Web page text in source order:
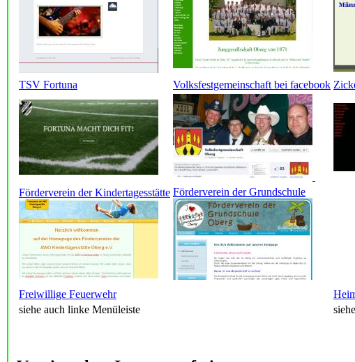
TSV Fortuna Volksfestgemeinschaft bei facebook
Förderverein der Kindertagesstätte Förderverein der Grundschule
Freiwillige Feuerwehr
siehe auch linke Menüleiste